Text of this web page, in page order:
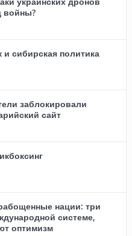
войны?
сибирская политика
заблокировали
сайт
нации: три
системе,
оптимизм